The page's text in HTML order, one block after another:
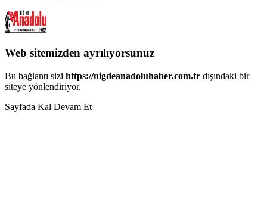
Web sitemizden ayrılıyorsunuz
Bu bağlantı sizi https://nigdeanadoluhaber.com.tr dışındaki bir
siteye yönlendiriyor.
Sayfada Kal Devam Et